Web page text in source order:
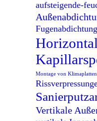
aufsteigende-
Fugenabdichtung
Montage von Klimaplatten
Vertikale